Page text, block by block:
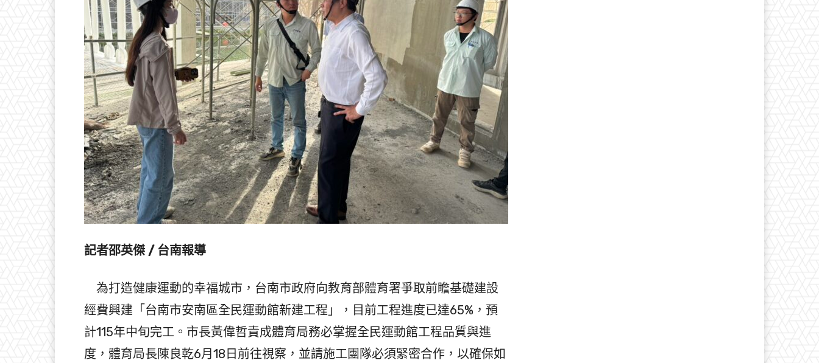
記者邵英傑 / 台南報導
為打造健康運動的幸福城市，台南市政府向教育部體育署爭取前瞻基礎建設
經費興建「台南市安南區全民運動館新建工程」，目前工程進度已達65%，預
計115年中旬完工。市長黃偉哲責成體育局務必掌握全民運動館工程品質與進
度，體育局長陳良乾6月18日前往視察，並請施工團隊必須緊密合作，以確保如